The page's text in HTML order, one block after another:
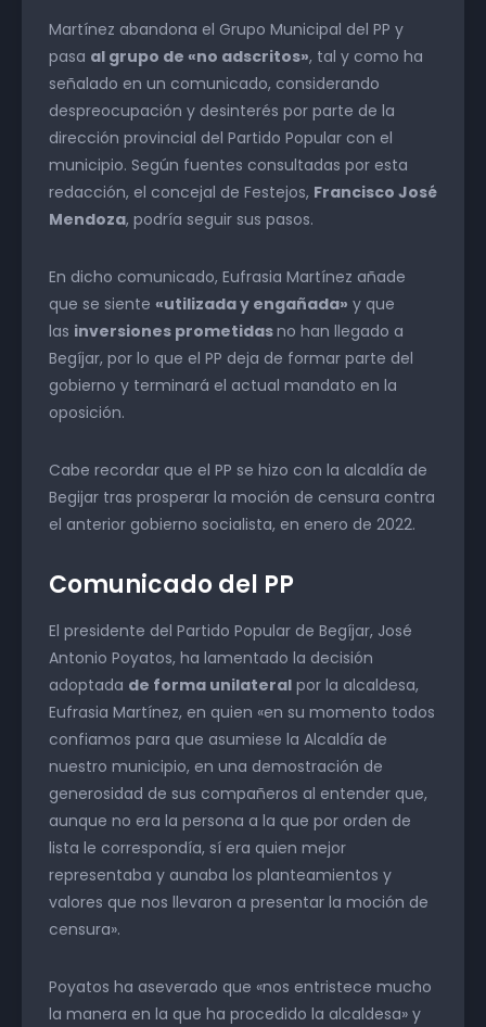
Martínez abandona el Grupo Municipal del PP y
pasa al grupo de «no adscritos», tal y como ha
señalado en un comunicado, considerando
despreocupación y desinterés por parte de la
dirección provincial del Partido Popular con el
municipio. Según fuentes consultadas por esta
redacción, el concejal de Festejos, Francisco José
Mendoza, podría seguir sus pasos.
En dicho comunicado, Eufrasia Martínez añade
que se siente «utilizada y engañada» y que
las inversiones prometidasno han llegado a
Begíjar, por lo que el PP deja de formar parte del
gobierno y terminará el actual mandato en la
oposición.
Cabe recordar que el PP se hizo con la alcaldía de
Begijar tras prosperar la moción de censura contra
el anterior gobierno socialista, en enero de 2022.
Comunicado del PP
El presidente del Partido Popular de Begíjar, José
Antonio Poyatos, ha lamentado la decisión
adoptada de forma unilateral por la alcaldesa,
Eufrasia Martínez, en quien «en su momento todos
confiamos para que asumiese la Alcaldía de
nuestro municipio, en una demostración de
generosidad de sus compañeros al entender que,
aunque no era la persona a la que por orden de
lista le correspondía, sí era quien mejor
representaba y aunaba los planteamientos y
valores que nos llevaron a presentar la moción de
censura».
Poyatos ha aseverado que «nos entristece mucho
la manera en la que ha procedido la alcaldesa» y